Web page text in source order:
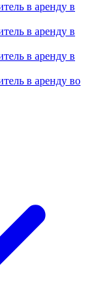
в аренду в
в аренду в
в аренду в
в аренду во